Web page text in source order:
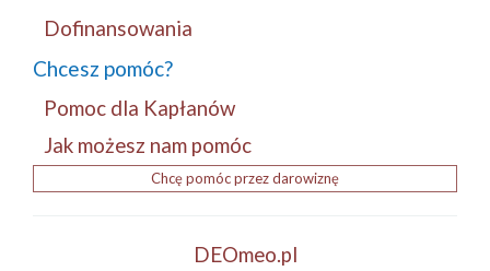
Dofinansowania
Chcesz pomóc?
Pomoc dla Kapłanów
Jak możesz nam pomóc
Chcę pomóc przez darowiznę
DEOmeo.pl